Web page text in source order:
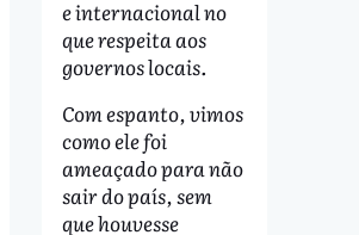
e internacional no
que respeita aos
governos locais.
Com espanto, vimos
como ele foi
ameaçado para não
sair do país, sem
que houvesse